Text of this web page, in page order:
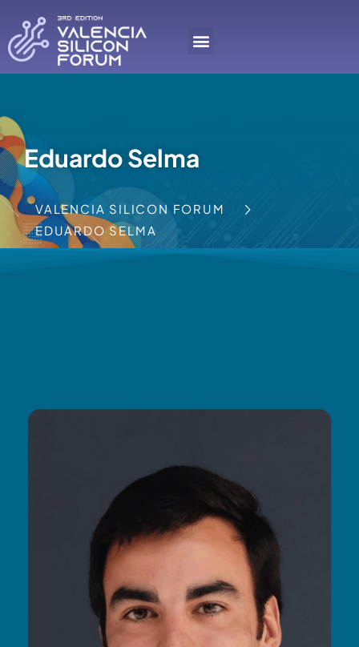
Eduardo Selma
VALENCIA SILICON FORUM
EDUARDO SELMA